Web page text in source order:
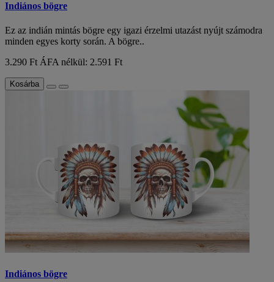
Indiános bögre
Ez az indián mintás bögre egy igazi érzelmi utazást nyújt számodra
minden egyes korty során. A bögre..
3.290 Ft ÁFA nélkül: 2.591 Ft
Kosárba
Indiános bögre